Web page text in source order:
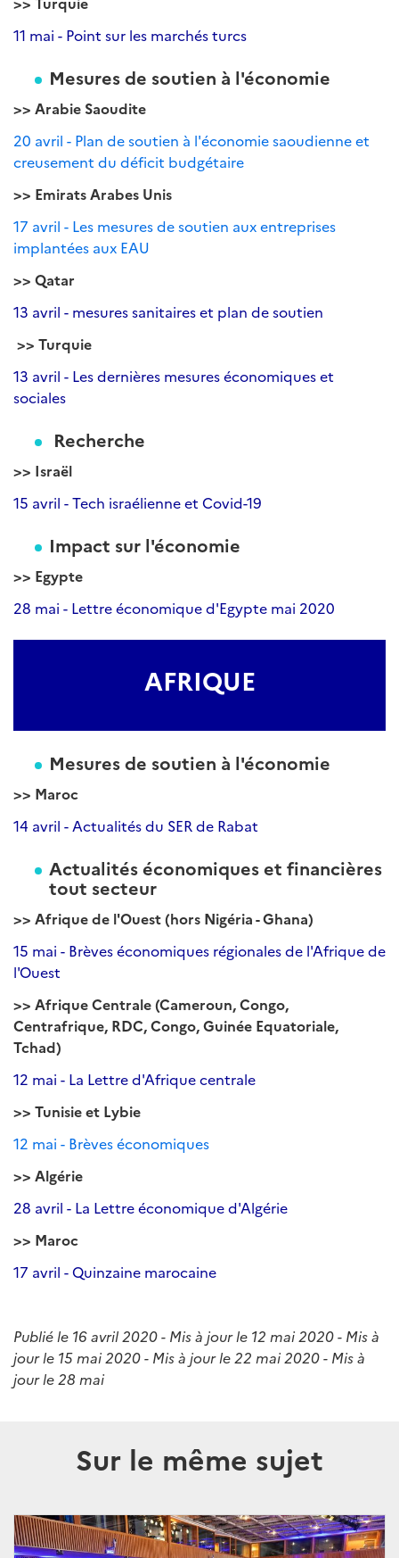
11 mai - Point sur les marchés turcs
Mesures de soutien à l'économie
>> Arabie Saoudite
20 avril - Plan de soutien à l'économie saoudienne et
creusement du déficit budgétaire
>> Emirats Arabes Unis
17 avril - Les mesures de soutien aux entreprises
implantées aux EAU
>> Qatar
13 avril - mesures sanitaires et plan de soutien
>> Turquie
13 avril - Les dernières mesures économiques et
sociales
Recherche
>> Israël
15 avril - Tech israélienne et Covid-19
Impact sur l'économie
>> Egypte
28 mai - Lettre économique d'Egypte mai 2020
AFRIQUE
Mesures de soutien à l'économie
>> Maroc
14 avril - Actualités du SER de Rabat
Actualités économiques et financières
tout secteur
>> Afrique de l'Ouest (hors Nigéria - Ghana)
15 mai - Brèves économiques régionales de l'Afrique de
l'Ouest
>> Afrique Centrale (Cameroun, Congo,
Centrafrique, RDC, Congo, Guinée Equatoriale,
Tchad)
12 mai - La Lettre d'Afrique centrale
>> Tunisie et Lybie
12 mai - Brèves économiques
>> Algérie
28 avril - La Lettre économique d'Algérie
>> Maroc
17 avril - Quinzaine marocaine
Publié le 16 avril 2020 - Mis à jour le 12 mai 2020 - Mis à
jour le 15 mai 2020 - Mis à jour le 22 mai 2020 - Mis à
jour le 28 mai
Sur le même sujet